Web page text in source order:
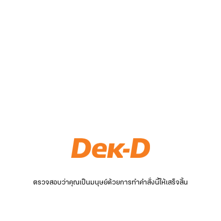
ตรวจสอบว่าคุณเป็นมนุษย์ด้วยการทำคำสั่งนี้ให้เสร็จสิ้น